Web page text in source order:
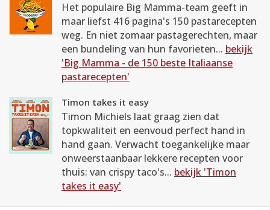
Het populaire Big Mamma-team geeft in
maar liefst 416 pagina's 150 pastarecepten
weg. En niet zomaar pastagerechten, maar
een bundeling van hun favorieten... bekijk
'Big Mamma - de 150 beste Italiaanse
pastarecepten'
Timon takes it easy
Timon Michiels laat graag zien dat
topkwaliteit en eenvoud perfect hand in
hand gaan. Verwacht toegankelijke maar
onweerstaanbaar lekkere recepten voor
thuis: van crispy taco's... bekijk 'Timon
takes it easy'